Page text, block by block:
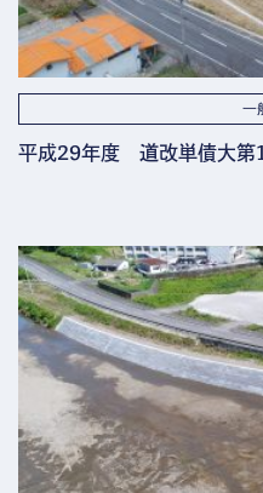
一
平成29年度 道改単債大第